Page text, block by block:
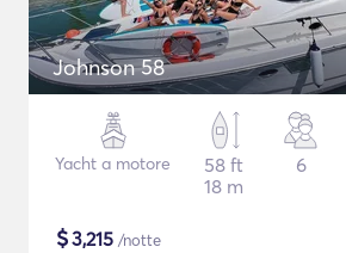
Johnson 58
Yacht a motore
58 ft
18 m
6
$3,215 /notte